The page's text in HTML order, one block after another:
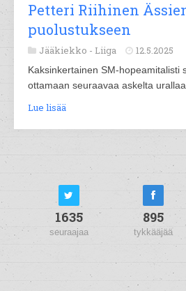
Petteri Riihinen
puolustukseen
Jääkiekko - Liiga 12.5.2025
Kaksinkertainen SM-hopeamitalisti
ottamaan seuraavaa askelta
Lue lisää
1635
seuraajaa
895
tykkääjää